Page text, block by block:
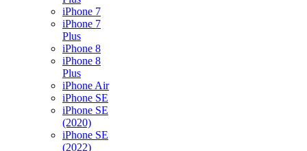
iPhone 7
iPhone 7
Plus
iPhone 8
iPhone 8
Plus
iPhone Air
iPhone SE
iPhone SE
(2020)
iPhone SE
(2022)